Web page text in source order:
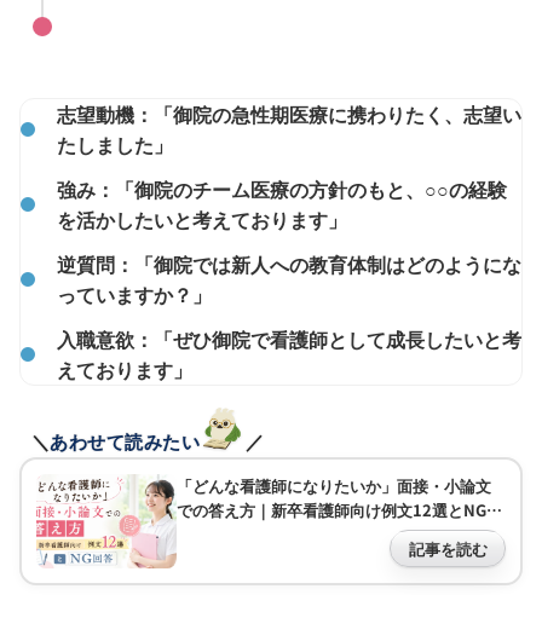
志望動機：「御院の急性期医療に携わりたく、志望い
たしました」
強み：「御院のチーム医療の方針のもと、○○の経験
を活かしたいと考えております」
逆質問：「御院では新人への教育体制はどのようにな
っていますか？」
入職意欲：「ぜひ御院で看護師として成長したいと考
えております」
＼あわせて読みたい ／
「どんな看護師になりたいか」面接・小論文
での答え方｜新卒看護師向け例文12選とNG回
記事を読む